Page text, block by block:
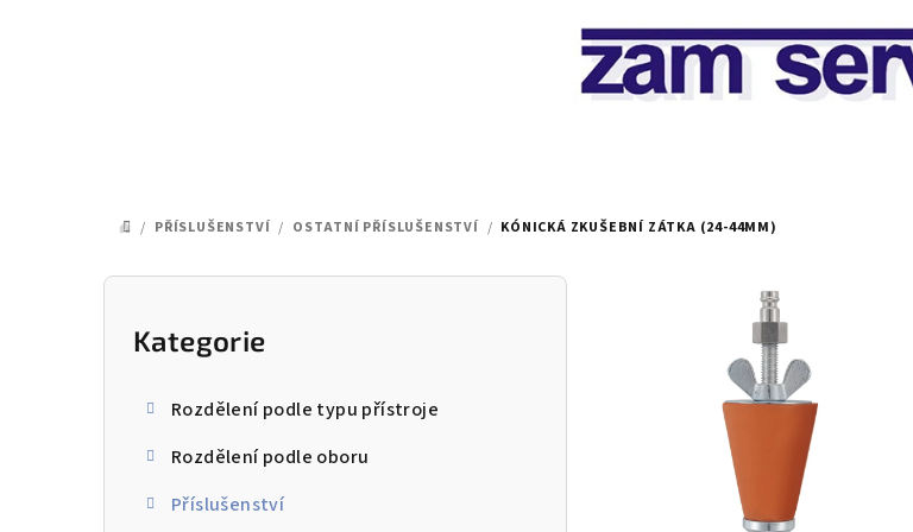
DOMŮ
/ PŘÍSLUŠENSTVÍ / OSTATNÍ PŘÍSLUŠENSTVÍ / KÓNICKÁ ZKUŠEBNÍ ZÁTKA (24-44MM)
P
Přeskočit
kategorie
Kategorie
Rozdělení podle typu přístroje
Rozdělení podle oboru
Příslušenství